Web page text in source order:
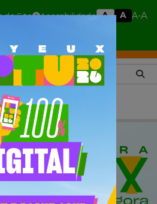
do Site Acessibilidade A A A-A